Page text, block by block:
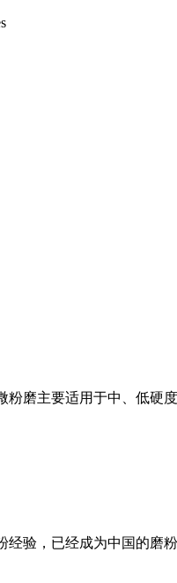
磨主要适用于中、低硬
验，已经成为中国的